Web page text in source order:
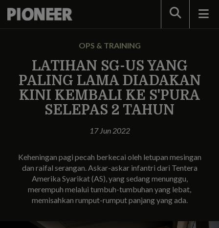
Search
OPS & TRAINING
LATIHAN SG-US YANG
PALING LAMA DIADAKAN
KINI KEMBALI KE S'PURA
SELEPAS 2 TAHUN
17 Jun 2022
Keheningan pagi pecah berkecai oleh letupan mesingan
dan raifal serangan. Askar-askar infantri dari Tentera
Amerika Syarikat (AS), yang sedang menunggu,
merempuh melalui tumbuh-tumbuhan yang lebat,
memisahkan rumput-rumput panjang yang ada.